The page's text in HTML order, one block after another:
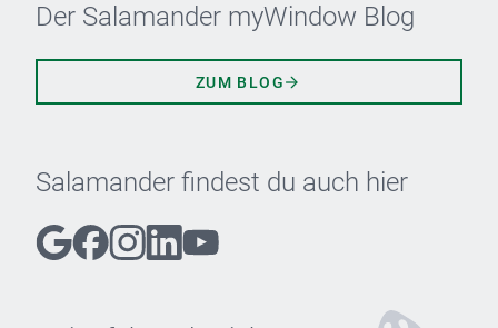
Der Salamander myWindow Blog
ZUM BLOG
Salamander findest du auch hier